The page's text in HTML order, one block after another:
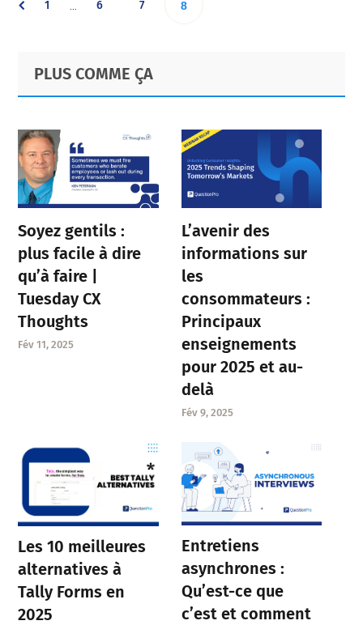
Go
page
1
pagesGo
page
6 Go
page
7 Go
8
Primary
Sidebar
Footer
PLUS COMME ÇA
Soyez gentils :
plus facile à dire
qu’à faire |
Tuesday CX
Thoughts
Fév 11, 2025
L’avenir des
informations sur
les
consommateurs :
Principaux
enseignements
pour 2025 et au-
delà
Fév 9, 2025
Les 10 meilleures
alternatives à
Tally Forms en
2025
Entretiens
asynchrones :
Qu’est-ce que
c’est et comment